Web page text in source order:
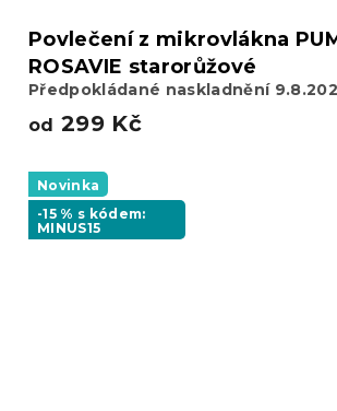
Povlečení z mikrovlákna
ROSAVIE starorůžové
Předpokládané naskladnění
od 299 Kč
Novinka
-15 % s kódem:
MINUS15